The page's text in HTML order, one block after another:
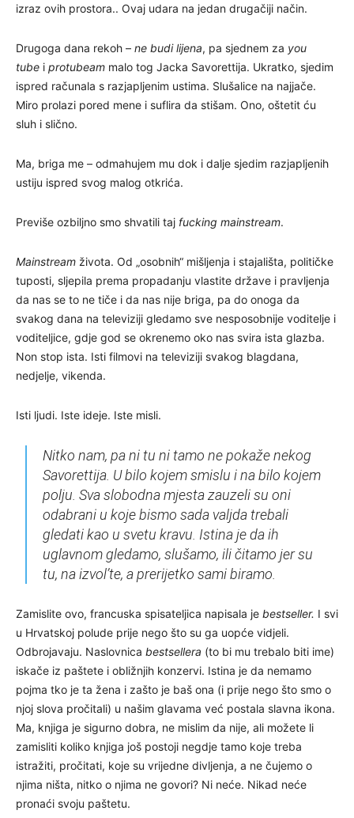
izraz ovih prostora.. Ovaj udara na jedan drugačiji način.
Drugoga dana rekoh – ne budi lijena, pa sjednem za you
tube i protubeam malo tog Jacka Savorettija. Ukratko, sjedim
ispred računala s razjapljenim ustima. Slušalice na najjače.
Miro prolazi pored mene i suflira da stišam. Ono, oštetit ću
sluh i slično.
Ma, briga me – odmahujem mu dok i dalje sjedim razjapljenih
ustiju ispred svog malog otkrića.
Previše ozbiljno smo shvatili taj fucking mainstream.
Mainstream života. Od „osobnih“ mišljenja i stajališta, političke
tuposti, sljepila prema propadanju vlastite države i pravljenja
da nas se to ne tiče i da nas nije briga, pa do onoga da
svakog dana na televiziji gledamo sve nesposobnije voditelje i
voditeljice, gdje god se okrenemo oko nas svira ista glazba.
Non stop ista. Isti filmovi na televiziji svakog blagdana,
nedjelje, vikenda.
Isti ljudi. Iste ideje. Iste misli.
Nitko nam, pa ni tu ni tamo ne pokaže nekog
Savorettija. U bilo kojem smislu i na bilo kojem
polju. Sva slobodna mjesta zauzeli su oni
odabrani u koje bismo sada valjda trebali
gledati kao u svetu kravu. Istina je da ih
uglavnom gledamo, slušamo, ili čitamo jer su
tu, naizvol’te, a prerijetko sami biramo.
Zamislite ovo, francuska spisateljica napisala je bestseller. I svi
u Hrvatskoj polude prije nego što su ga uopće vidjeli.
Odbrojavaju. Naslovnica bestsellera (to bi mu trebalo biti ime)
iskače iz paštete i obližnjih konzervi. Istina je da nemamo
pojma tko je ta žena i zašto je baš ona (i prije nego što smo o
njoj slova pročitali) u našim glavama već postala slavna ikona.
Ma, knjiga je sigurno dobra, ne mislim da nije, ali možete li
zamisliti koliko knjiga još postoji negdje tamo koje treba
istražiti, pročitati, koje su vrijedne divljenja, a ne čujemo o
njima ništa, nitko o njima ne govori? Ni neće. Nikad neće
pronaći svoju paštetu.